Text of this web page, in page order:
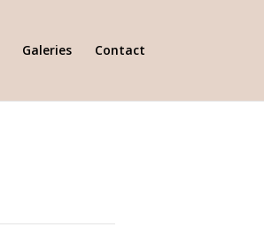
Galeries Contact